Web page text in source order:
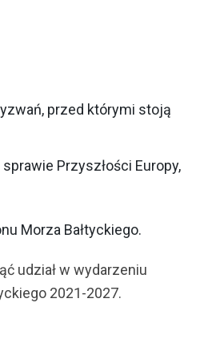
przed którymi stoją
Przyszłości Europy,
Morza Bałtyckiego.
udział w wydarzeniu
2021-2027.